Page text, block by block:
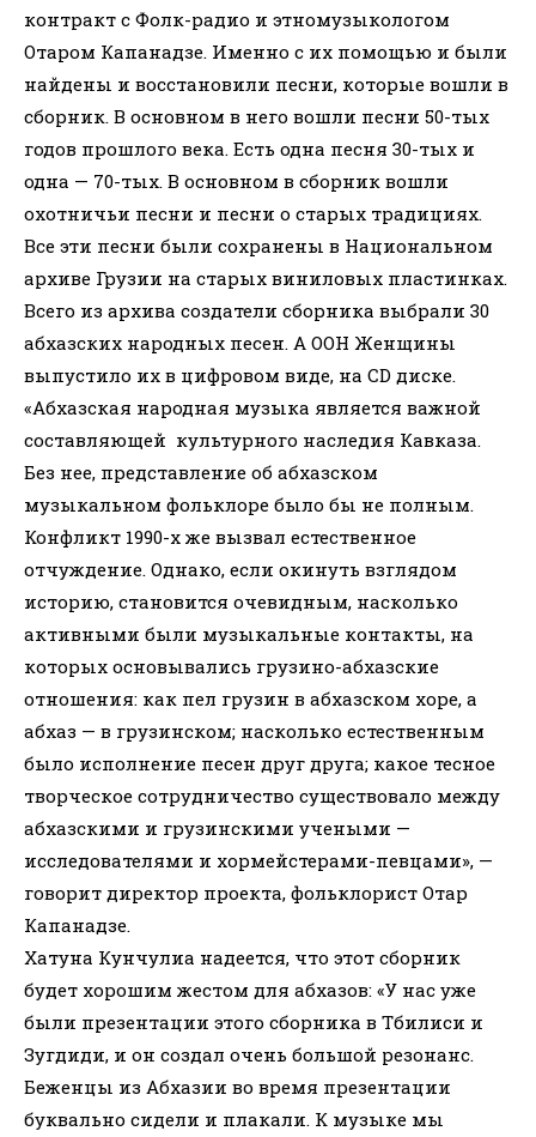
контракт с Фолк-радио и этномузыкологом
Отаром Капанадзе. Именно с их помощью и были
найдены и восстановили песни, которые вошли в
сборник. В основном в него вошли песни 50-тых
годов прошлого века. Есть одна песня 30-тых и
одна — 70-тых. В основном в сборник вошли
охотничьи песни и песни о старых традициях.
Все эти песни были сохранены в Национальном
архиве Грузии на старых виниловых пластинках.
Всего из архива создатели сборника выбрали 30
абхазских народных песен. А ООН Женщины
выпустило их в цифровом виде, на CD диске.
«Абхазская народная музыка является важной
составляющей культурного наследия Кавказа.
Без нее, представление об абхазском
музыкальном фольклоре было бы не полным.
Конфликт 1990-х же вызвал естественное
отчуждение. Однако, если окинуть взглядом
историю, становится очевидным, насколько
активными были музыкальные контакты, на
которых основывались грузино-абхазские
отношения: как пел грузин в абхазском хоре, а
абхаз — в грузинском; насколько естественным
было исполнение песен друг друга; какое тесное
творческое сотрудничество существовало между
абхазскими и грузинскими учеными —
исследователями и хормейстерами-певцами», —
говорит директор проекта, фольклорист Отар
Капанадзе.
Хатуна Кунчулиа надеется, что этот сборник
будет хорошим жестом для абхазов: «У нас уже
были презентации этого сборника в Тбилиси и
Зугдиди, и он создал очень большой резонанс.
Беженцы из Абхазии во время презентации
буквально сидели и плакали. К музыке мы